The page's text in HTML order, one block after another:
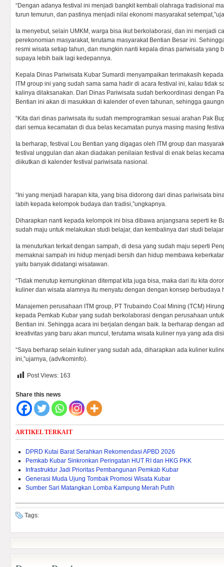
“Dengan adanya festival ini menjadi bangkit kembali olahraga tradisional
turun temurun, dan pastinya menjadi nilai ekonomi masyarakat
Ia menyebut, selain UMKM, warga bisa ikut berkolaborasi, dan ini menjadi
perekonomian masyarakat, terutama masyarakat Bentian Besar ini.
resmi wisata setiap tahun, dan mungkin nanti kepala dinas pariwisata yang
supaya lebih baik lagi kedepannya.
Kepala Dinas Pariwisata Kubar Sumardi menyampaikan terimakasih
ITM group ini yang sudah sama sama hadir di acara festival ini, kalau tidak
kalinya dilaksanakan. Dari Dinas Pariwisata sudah berkoordinasi dengan
Bentian ini akan di masukkan di kalender of even tahunan, sehingga
“Kita dari dinas pariwisata itu sudah memprogramkan sesuai arahan Pak
dari semua kecamatan di dua belas kecamatan punya masing masing
Ia berharap, festival Lou Bentian yang digagas oleh ITM group dan
festival unggulan dan akan diadakan penilaian festival di enak belas
diikutkan di kalender festival pariwisata nasional.
“Ini yang menjadi harapan kita, yang bisa didorong dari dinas pariwisata
labih kepada kelompok budaya dan tradisi,”ungkapnya.
Diharapkan nanti kepada kelompok ini bisa dibawa anjangsana seperti ke
sudah maju untuk melakukan studi belajar, dan kembalinya dari studi
Ia menuturkan terkait dengan sampah, di desa yang sudah maju seperti
memaknai sampah ini hidup menjadi bersih dan hidup membawa
yaitu banyak didatangi wisatawan.
“Tidak menutup kemungkinan ditempat kita juga bisa, maka dari itu kita
kuliner dan wisata alamnya itu menyatu dengan dengan konsep berbudaya
Manajemen perusahaan ITM group, PT Trubaindo Coal Mining (TCM)
kepada Pemkab Kubar yang sudah berkolaborasi dengan perusahaan
Bentian ini. Sehingga acara ini berjalan dengan baik. Ia berharap dengan
kreativitas yang baru akan muncul, terutama wisata kuliner nya yang ada
“Saya berharap selain kuliner yang sudah ada, diharapkan ada kuliner
ini,”ujarnya, (adv/kominfo).
Post Views: 163
Share this news
ARTIKEL TERKAIT
DPRD Kutai Barat Serahkan Rekomendasi APBD 2026
Pemkab Kubar Sinkronkan Peringatan HUT RI dan HKG PKK
Infrastruktur Jadi Prioritas Pembangunan Pemkab Kubar
Generasi Muda Ujung Tombak Promosi Wisata Kubar
Sumber Sari Matangkan Lomba Kampung Merah Putih
Tags: